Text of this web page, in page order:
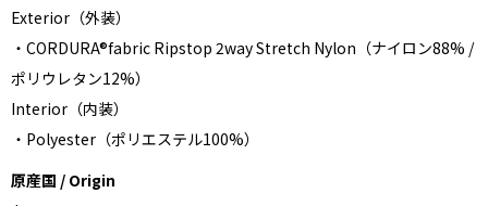
Exterior（外装）
・CORDURA®fabric Ripstop 2way Stretch Nylon（ナイロン88% /
ポリウレタン12%）
Interior（内装）
・Polyester（ポリエステル100%）
原産国 / Origin